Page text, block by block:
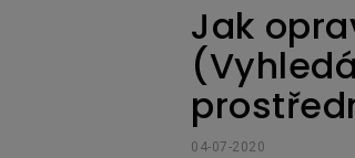
Jak
04-07-2020